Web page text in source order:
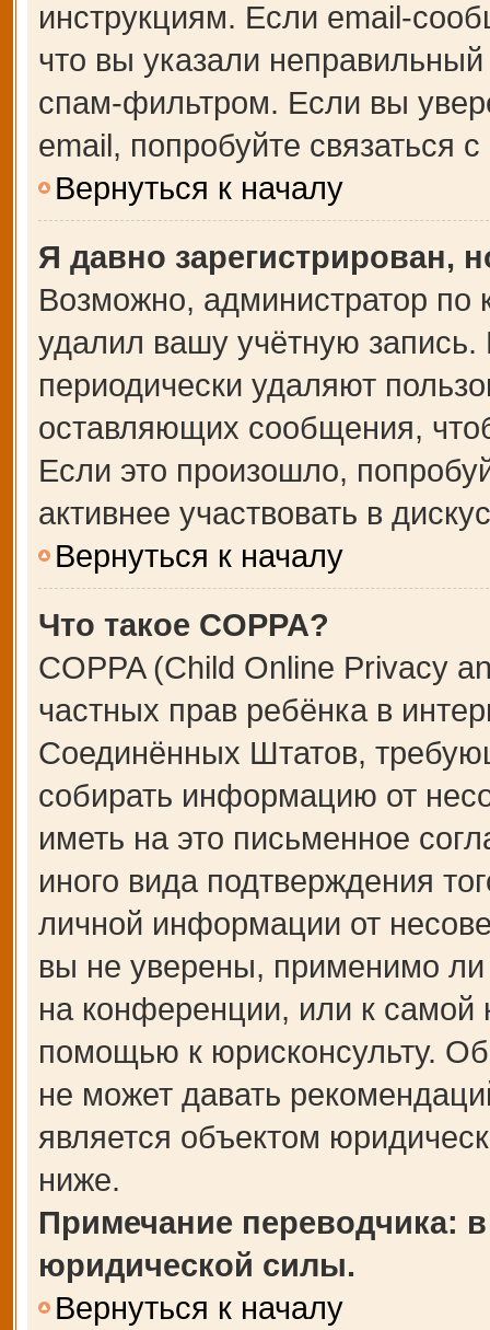
инструкциям. Если email-
что вы указали
спам-фильтром. Если вы
email, попробуйте связаться
Вернуться к началу
Я давно зарегистрирован,
Возможно, администратор по
удалил вашу учётную
периодически удаляют
оставляющих сообщения,
Если это произошло,
активнее участвовать в
Вернуться к началу
Что такое COPPA?
COPPA (Child Online Privacy
частных прав ребёнка в
Соединённых Штатов,
собирать информацию от
иметь на это письменное
иного вида подтверждения
личной информации от
вы не уверены, применимо ли
на конференции, или к самой
помощью к юрисконсульту.
не может давать
является объектом
ниже.
Примечание переводчика:
юридической силы.
Вернуться к началу